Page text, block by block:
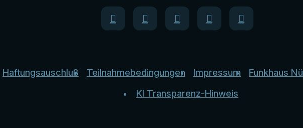
Haftungsauschluß Teilnahmebedingungen Impressum Funkhaus
KI Transparenz-Hinweis